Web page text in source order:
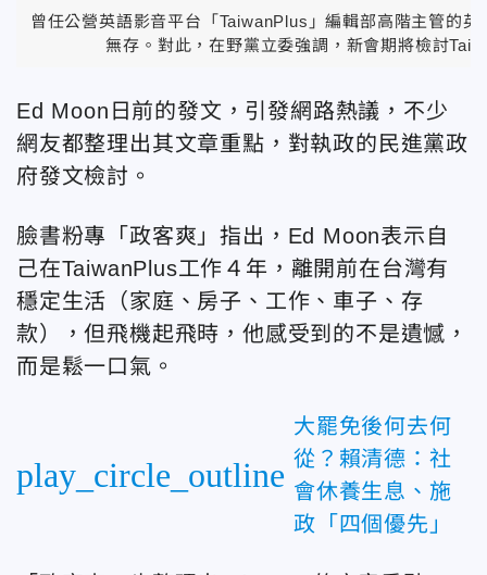
曾任公營英語影音平台「TaiwanPlus」編輯部高階主管的
無存。對此，在野黨立委強調，新會期將檢討
Ed Moon日前的發文，引發網路熱議，不少
網友都整理出其文章重點，對執政的民進黨政
府發文檢討。
臉書粉專「政客爽」指出，Ed Moon表示自
己在TaiwanPlus工作４年，離開前在台灣有
穩定生活（家庭、房子、工作、車子、存
款），但飛機起飛時，他感受到的不是遺憾，
而是鬆一口氣。
play_circle_outline
大罷免後何去何
從？賴清德：社
會休養生息、施
政「四個優先」